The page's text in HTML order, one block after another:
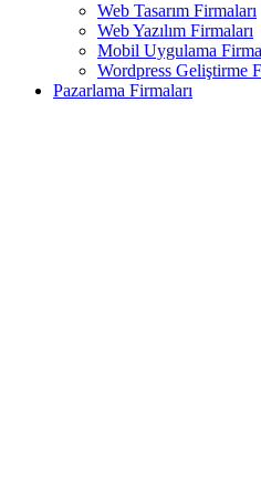
Web Tasarım Firmaları
Web Yazılım Firmaları
Mobil Uygulama
Wordpress Geliştirme
Pazarlama Firmaları